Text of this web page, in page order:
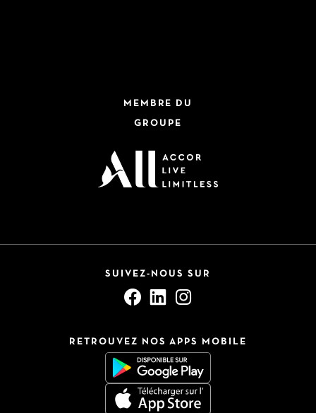
MEMBRE DU
GROUPE
SUIVEZ-NOUS SUR
RETROUVEZ NOS APPS MOBILE